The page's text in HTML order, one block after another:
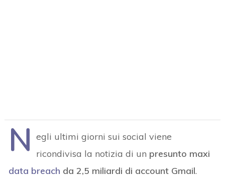
N egli ultimi giorni sui social viene
ricondivisa la notizia di un presunto maxi
data breach da 2,5 miliardi di account Gmail.